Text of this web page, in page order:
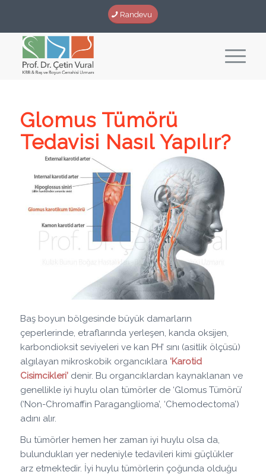
Randevu
Glomus Tümörü
Tedavisi Nasıl Yapılır?
Baş boyun bölgesinde büyük damarların
çeperlerinde, etraflarında yerleşen, kanda oksijen,
karbondioksit seviyeleri ve kan PH’ sını (asitlik ölçüsü)
algılayan mikroskobik organcıklara ‘Karotid
Cisimcikleri’denir. Bu organcıklardan kaynaklanan ve
genellikle iyi huylu olan tümörler de ‘Glomus Tümörü’
(‘Non-Chromaffin Paraganglioma’, ‘Chemodectoma’)
adını alır.
Bu tümörler hemen her zaman iyi huylu olsa da,
bulundukları yer nedeniyle tedavileri kimi güçlükler
arz etmektedir. İyi huylu tümörlerin çoğunda olduğu